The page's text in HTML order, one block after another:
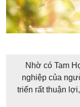
Nhờ có Tam
nghiệp của
triển rất thuận